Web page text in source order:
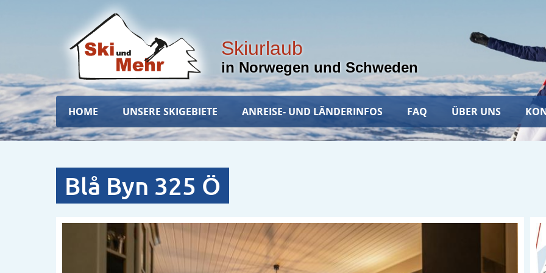
Skiurlaub
in Norwegen und Schweden
Hauptnavigation
HOME UNSERE SKIGEBIETE ANREISE- UND LÄNDERINFOS FAQ ÜBER UNS
Blå Byn 325 Ö